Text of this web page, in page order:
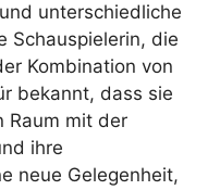
unterschiedliche
Schauspielerin, die
Kombination von
bekannt, dass sie
Raum mit der
ihre
neue Gelegenheit,